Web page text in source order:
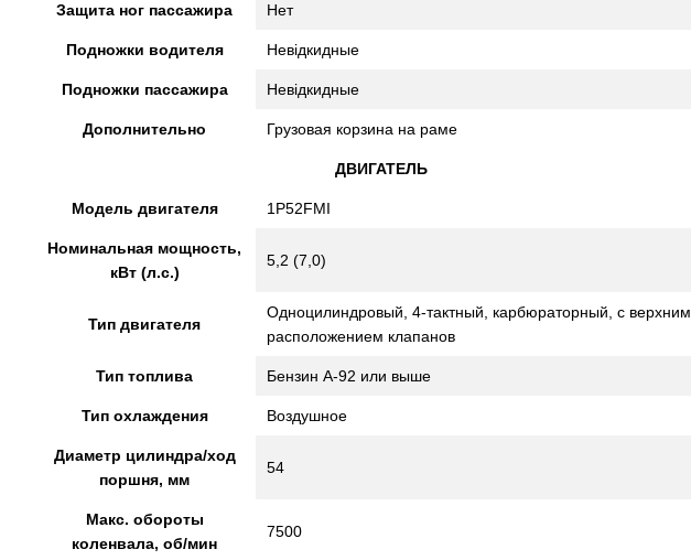
Защита ног пассажира Нет
Подножки водителя Невідкидные
Подножки пассажира Невідкидные
Дополнительно Грузовая корзина на раме
ДВИГАТЕЛЬ
Модель двигателя 1P52FMI
Номинальная мощность,
кВт (л.с.)
5,2 (7,0)
Тип двигателя
Одноцилиндровый, 4-тактный, карбюраторный, с верхним
расположением клапанов
Тип топлива Бензин А-92 или выше
Тип охлаждения Воздушное
Диаметр цилиндра/ход
поршня, мм
54
Макс. обороты
коленвала, об/мин
7500